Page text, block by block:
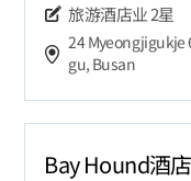
旅游酒店业2星
24 Myeongjigukje
gu, Busan
Bay Hound酒店